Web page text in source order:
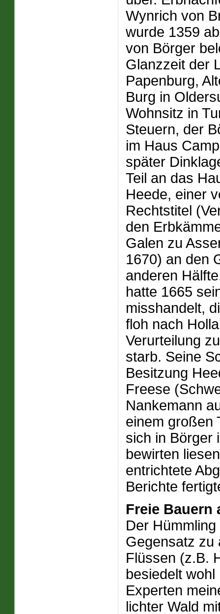
Wynrich von
wurde 1359
von Börger
Glanzzeit der
Papenburg,
Burg in
Wohnsitz in
Steuern, der
im Haus
später
Teil an das
Heede, einer
Rechtstitel
den
Galen zu
1670) an den
anderen
hatte 1665
misshandelt,
floh nach
Verurteilung
starb. Seine
Besitzung
Freese
Nankemann
einem großen
sich in Börger
bewirten
entrichtete
Berichte
Freie Bauern
Der
Gegensatz zu
Flüssen (z.B.
besiedelt
Experten
lichter Wald